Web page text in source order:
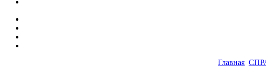
Главная